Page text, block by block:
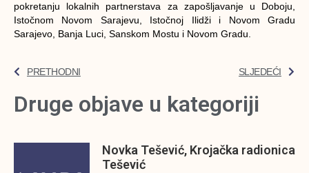
pokretanju lokalnih partnerstava za zapošljavanje u Doboju,
Istočnom Novom Sarajevu, Istočnoj Ilidži i Novom Gradu
Sarajevo, Banja Luci, Sanskom Mostu i Novom Gradu.
PRETHODNI SLJEDEĆI
Druge objave u kategoriji
Novka Tešević, Krojačka radionica
Tešević